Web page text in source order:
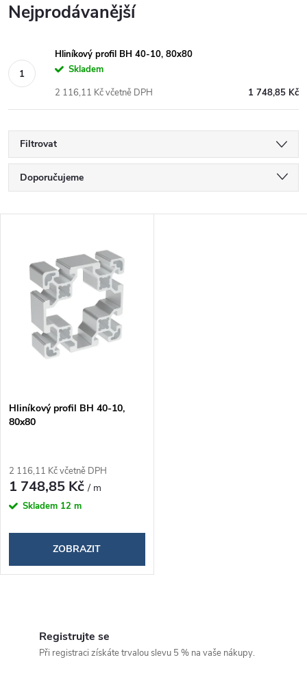
Nejprodávanější
Hliníkový profil BH 40-10, 80x80
Skladem
1 748,85 Kč
2 116,11 Kč včetně DPH
Filtrovat
Ř
a
r
d
u
k
Doporučujeme
Nejprodávanější
Abecedně
p
r
o
d
u
k
Hliníkový profil BH 40-10,
80x80
2 116,11 Kč včetně DPH
1 748,85 Kč/ m
Skladem 12 m
ZOBRAZIT
Registrujte se
Při registraci získáte trvalou slevu 5 % na vaše nákupy.